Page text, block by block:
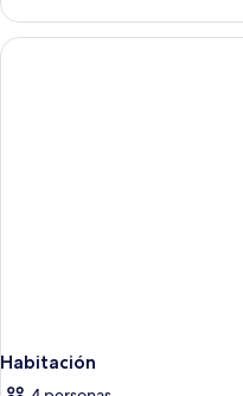
Habitación